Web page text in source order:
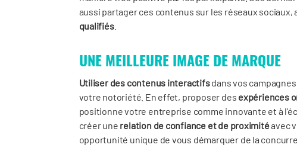
aussi partager ces contenus sur les réseaux sociaux,
qualifiés.
UNE MEILLEURE IMAGE DE MARQUE
Utiliser des contenus interactifsdans vos
votre notoriété. En effet, proposer des expériences
positionne votre entreprise comme innovante et à
créer une relation de confiance et de proximitéavec
opportunité unique de vous démarquer de la